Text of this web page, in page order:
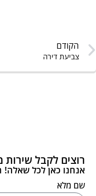
הקודם
צביעת דירה
רוצים לקבל שירות
אנחנו כאן לכל שאלה!
שם מלא